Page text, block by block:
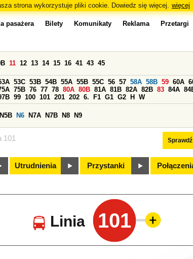
strona wykorzystuje pliki cookie. Dowiedz się więcej. więcej
101
pasażera Bilety Komunikaty Reklama Przetargi
11 12 13 14 15 16 41 43 45
53C 53B 54B 55A 55B 55C 56 57 58A 58B 59 60A
75B 76 77 78 80A 80B 81A 81B 82A 82B 83 84A
99 100 101 201 202 6. F1 G1 G2 H W
N5B N6 N7A N7B N8 N9
Utrudnienia Przystanki
Linia 101